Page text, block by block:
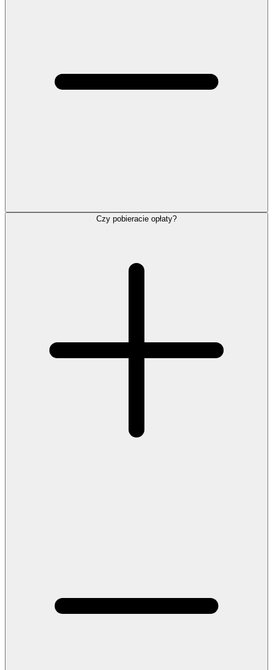
Czy pobieracie opłaty?